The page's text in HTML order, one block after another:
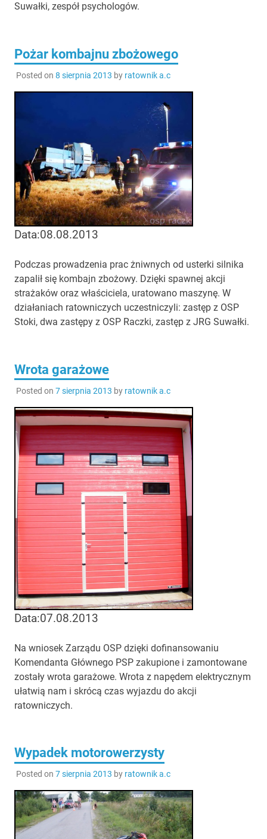
Suwałki, zespół psychologów.
Pożar kombajnu zbożowego
Posted on 8 sierpnia 2013 by ratownik a.c
Data:08.08.2013
Podczas prowadzenia prac żniwnych od usterki silnika
zapalił się kombajn zbożowy. Dzięki spawnej akcji
strażaków oraz właściciela, uratowano maszynę. W
działaniach ratowniczych uczestniczyli: zastęp z OSP
Stoki, dwa zastępy z OSP Raczki, zastęp z JRG Suwałki.
Wrota garażowe
Posted on 7 sierpnia 2013 by ratownik a.c
Data:07.08.2013
Na wniosek Zarządu OSP dzięki dofinansowaniu
Komendanta Głównego PSP zakupione i zamontowane
zostały wrota garażowe. Wrota z napędem elektrycznym
ułatwią nam i skrócą czas wyjazdu do akcji
ratowniczych.
Wypadek motorowerzysty
Posted on 7 sierpnia 2013 by ratownik a.c